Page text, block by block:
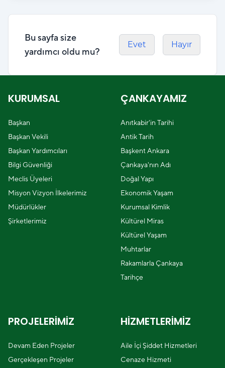
Bu sayfa size
yardımcı oldu mu?
Evet Hayır
KURUMSAL
Başkan
Başkan Vekili
Başkan Yardımcıları
Bilgi Güvenliği
Meclis Üyeleri
Misyon Vizyon İlkelerimiz
Müdürlükler
Şirketlerimiz
ÇANKAYAMIZ
Anıtkabir'in Tarihi
Antik Tarih
Başkent Ankara
Çankaya'nın Adı
Doğal Yapı
Ekonomik Yaşam
Kurumsal Kimlik
Kültürel Miras
Kültürel Yaşam
Muhtarlar
Rakamlarla Çankaya
Tarihçe
PROJELERİMİZ
Devam Eden Projeler
Gerçekleşen Projeler
HİZMETLERİMİZ
Aile İçi Şiddet Hizmetleri
Cenaze Hizmeti